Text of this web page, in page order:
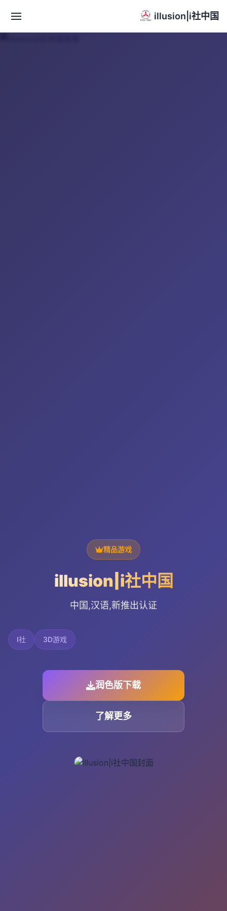
illusion|i社中国
精品游戏
illusion|i社中国
中国,汉语,新推出认证
I社 3D游戏
润色版下载
了解更多